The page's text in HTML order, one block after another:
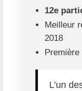
12e
Meilleur
2018
L’un